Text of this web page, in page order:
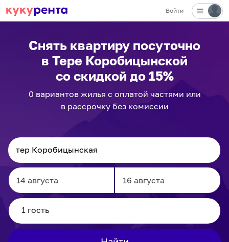
Войти
Снять квартиру посуточно
в Тере Коробицынской
со скидкой до 15%
0 вариантовжилья с оплатой частями или
в рассрочку без комиссии
Navigate
forward
to
interact
Navigate
to
interact